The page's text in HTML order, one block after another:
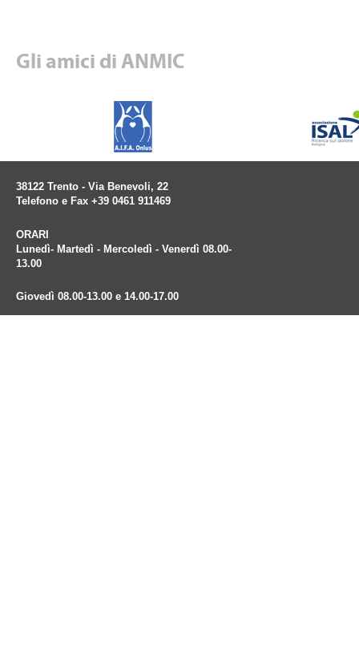
Gli amici di ANMIC
38122 Trento - Via Benevoli, 22
Telefono e Fax +39 0461 911469
ORARI
Lunedì- Martedì - Mercoledì - Venerdì 08.00-
13.00
Giovedì 08.00-13.00 e 14.00-17.00